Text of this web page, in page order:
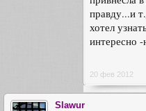
правду...и
хотел
интересно
20 фев 2012
Slawur